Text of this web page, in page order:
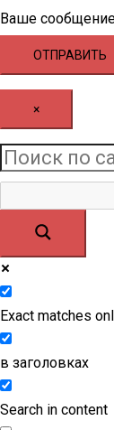
Ваше
Ваше
ОТПРАВИТЬ
×
Exact matches
в заголовках
Search in content